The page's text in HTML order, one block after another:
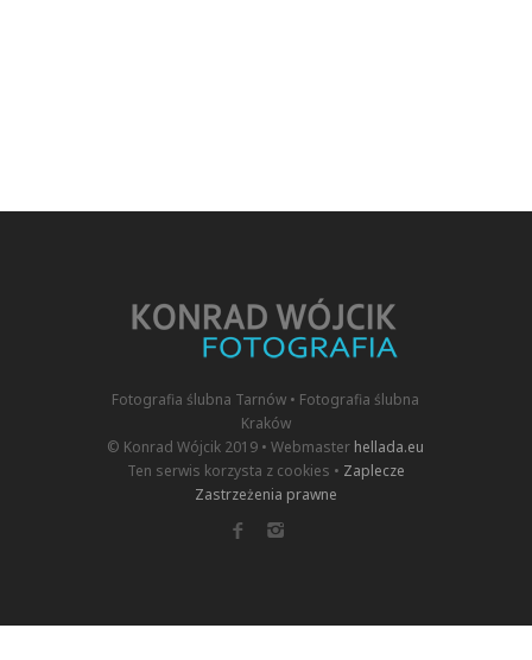
Fotografia ślubna Tarnów • Fotografia ślubna
Kraków
© Konrad Wójcik 2019 • Webmaster hellada.eu
Ten serwis korzysta z cookies • Zaplecze
Zastrzeżenia prawne